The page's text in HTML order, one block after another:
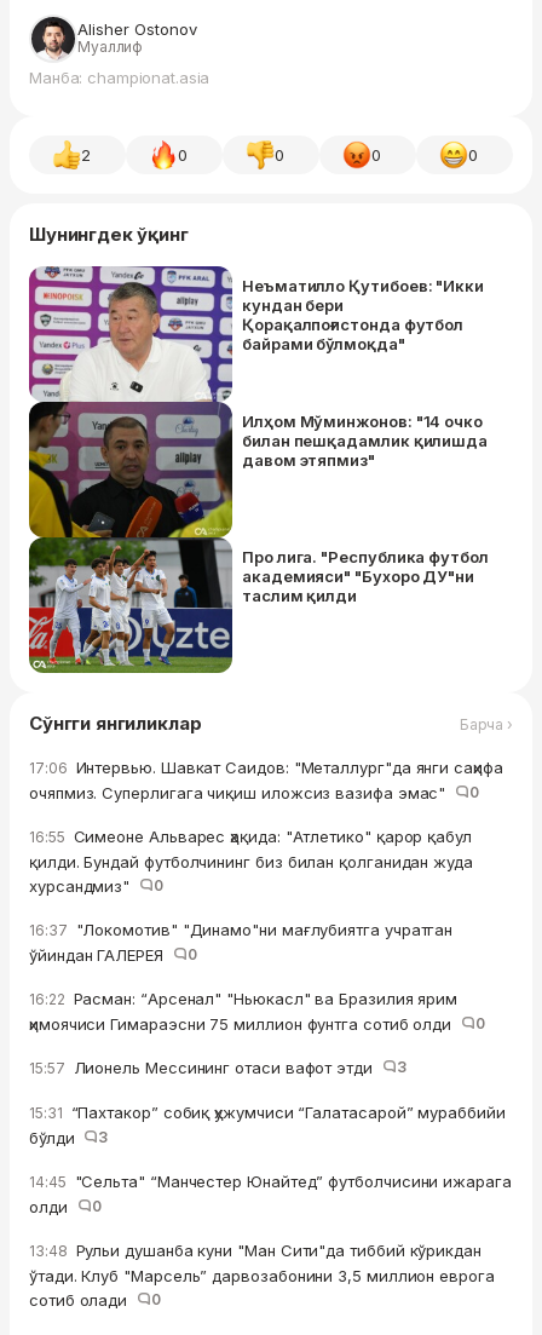
Alisher Ostonov
Муаллиф
Манба: championat.asia
2 0 0 0 0
Шунингдек ўқинг
Неъматилло Қутибоев: "Икки
кундан бери
Қорақалпоғистонда футбол
байрами бўлмоқда"
Илҳом Мўминжонов: "14 очко
билан пешқадамлик қилишда
давом этяпмиз"
Про лига. "Республика футбол
академияси" "Бухоро ДУ"ни
таслим қилди
Сўнгги янгиликлар Барча ›
17:06 Интервью. Шавкат Саидов: "Металлург"да янги саҳифа
очяпмиз. Суперлигага чиқиш иложсиз вазифа эмас"
0
16:55 Симеоне Альварес ҳақида: "Атлетико" қарор қабул
қилди. Бундай футболчининг биз билан қолганидан жуда
хурсандмиз"
0
16:37 "Локомотив" "Динамо"ни мағлубиятга учратган
ўйиндан ГАЛЕРЕЯ
0
16:22 Расман: “Арсенал" "Ньюкасл" ва Бразилия ярим
ҳимоячиси Гимараэсни 75 миллион фунтга сотиб олди
0
15:57 Лионель Мессининг отаси вафот этди 3
15:31 “Пахтакор” собиқ ҳужумчиси “Галатасарой” мураббийи
бўлди
3
14:45 "Сельта" “Манчестер Юнайтед” футболчисини ижарага
олди
0
13:48 Рульи душанба куни "Ман Сити"да тиббий кўрикдан
ўтади. Клуб "Марсель” дарвозабонини 3,5 миллион еврога
сотиб олади
0